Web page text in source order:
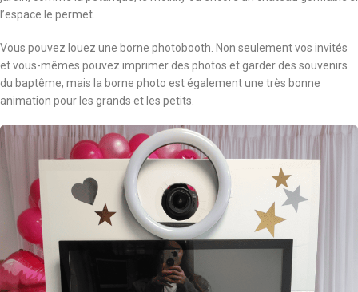
l’espace le permet.
Vous pouvez louez une borne photobooth. Non seulement vos invités
et vous-mêmes pouvez imprimer des photos et garder des souvenirs
du baptême, mais la borne photo est également une très bonne
animation pour les grands et les petits.